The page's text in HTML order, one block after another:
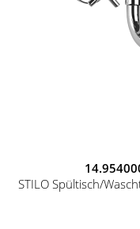
STILO Spültisch/